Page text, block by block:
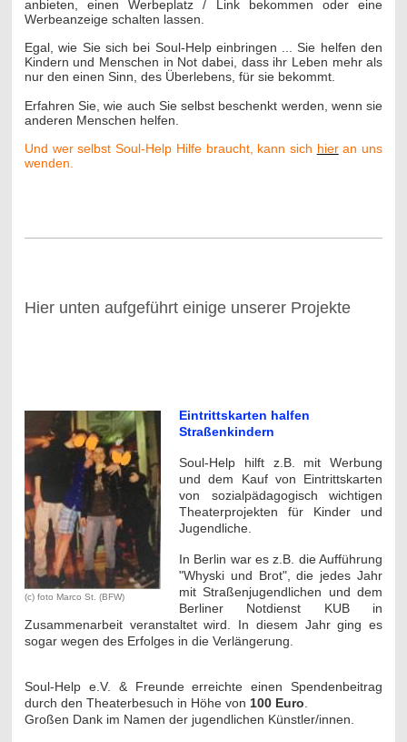
anbieten, einen Werbeplatz / Link bekommen oder eine
Werbeanzeige schalten lassen.
Egal, wie Sie sich bei Soul-Help einbringen ... Sie helfen den
Kindern und Menschen in Not dabei, dass ihr Leben mehr als
nur den einen Sinn, des Überlebens, für sie bekommt.
Erfahren Sie, wie auch Sie selbst beschenkt werden, wenn sie
anderen Menschen helfen.
Und wer selbst Soul-Help Hilfe braucht, kann sich hieran uns
wenden.
Hier unten aufgeführt einige unserer Projekte
(c) foto Marco St. (BFW)
Eintrittskarten halfen
Straßenkindern
Soul-Help hilft z.B. mit Werbung
und dem Kauf von Eintrittskarten
von sozialpädagogisch wichtigen
Theaterprojekten für Kinder und
Jugendliche.
In Berlin war es z.B. die Aufführung
"Whyski und Brot", die jedes Jahr
mit Straßenjugendlichen und dem
Berliner Notdienst KUB in
Zusammenarbeit veranstaltet wird. In diesem Jahr ging es
sogar wegen des Erfolges in die Verlängerung.
Soul-Help e.V. & Freunde erreichte einen Spendenbeitrag
durch den Theaterbesuch in Höhe von 100 Euro
Großen Dank im Namen der jugendlichen Künstler/innen.